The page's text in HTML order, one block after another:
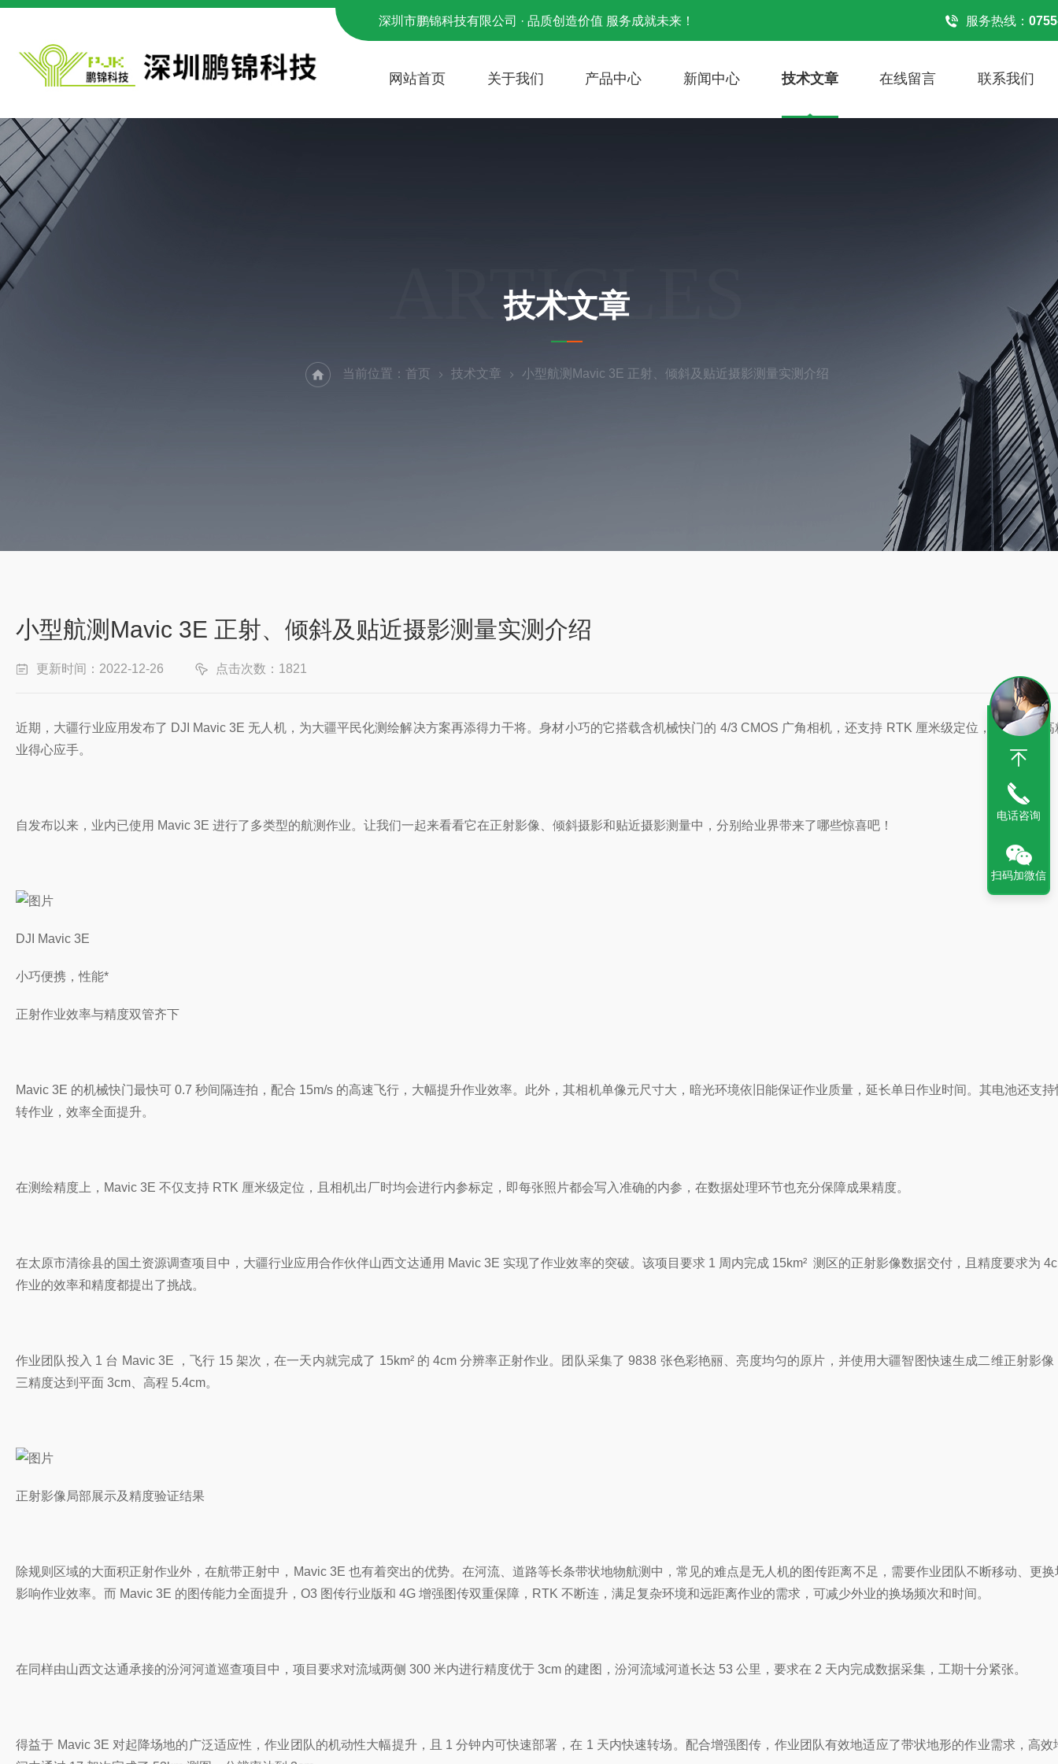
深圳市鹏锦科技有限公司 · 品质创造价值 服务成就未来！ 服务热线：
网站首页 关于我们 产品中心 新闻中心 技术文章 在线留言 联系我们
ARTICLES
技术文章
当前位置： 首页 技术文章 小型航测Mavic 3E 正射、倾斜及贴近摄影测量实测介绍
小型航测Mavic 3E 正射、倾斜及贴近摄影测量实测介绍
更新时间：2022-12-26 点击次数：1821
近期，大疆行业应用发布了 DJI Mavic 3E 无人机，为大疆平民化测绘解决方案再添得力干将。身材小巧的它搭载含机械快门的 4/3 CMOS 广角相机，还支持 RTK 厘米级定位，让免像控
业得心应手。
自发布以来，业内已使用 Mavic 3E 进行了多类型的航测作业。让我们一起来看看它在正射影像、倾斜摄影和贴近摄影测量中，分别给业界带来了哪些惊喜吧！
DJI Mavic 3E
小巧便携，性能*
正射作业效率与精度双管齐下
Mavic 3E 的机械快门最快可 0.7 秒间隔连拍，配合 15m/s 的高速飞行，大幅提升作业效率。此外，其相机单像元尺寸大，暗光环境依旧能保证作业质量，延长单日作业时间。其电池还支
转作业，效率全面提升。
在测绘精度上，Mavic 3E 不仅支持 RTK 厘米级定位，且相机出厂时均会进行内参标定，即每张照片都会写入准确的内参，在数据处理环节也充分保障成果精度。
在太原市清徐县的国土资源调查项目中，大疆行业应用合作伙伴山西文达通用 Mavic 3E 实现了作业效率的突破。该项目要求 1 周内完成 15km² 测区的正射影像数据交付，且精度要求为
作业的效率和精度都提出了挑战。
作业团队投入 1 台 Mavic 3E ，飞行 15 架次，在一天内就完成了 15km² 的 4cm 分辨率正射作业。团队采集了 9838 张色彩艳丽、亮度均匀的原片，并使用大疆智图快速生成二维正射影
三精度达到平面 3cm、高程 5.4cm。
正射影像局部展示及精度验证结果
除规则区域的大面积正射作业外，在航带正射中，Mavic 3E 也有着突出的优势。在河流、道路等长条带状地物航测中，常见的难点是无人机的图传距离不足，需要作业团队不断移动、更
影响作业效率。而 Mavic 3E 的图传能力全面提升，O3 图传行业版和 4G 增强图传双重保障，RTK 不断连，满足复杂环境和远距离作业的需求，可减少外业的换场频次和时间。
在同样由山西文达通承接的汾河河道巡查项目中，项目要求对流域两侧 300 米内进行精度优于 3cm 的建图，汾河流域河道长达 53 公里，要求在 2 天内完成数据采集，工期十分紧张。
得益于 Mavic 3E 对起降场地的广泛适应性，作业团队的机动性大幅提升，且 1 分钟内可快速部署，在 1 天内快速转场。配合增强图传，作业团队有效地适应了带状地形的作业需求，高效
电话咨询
扫码加微信